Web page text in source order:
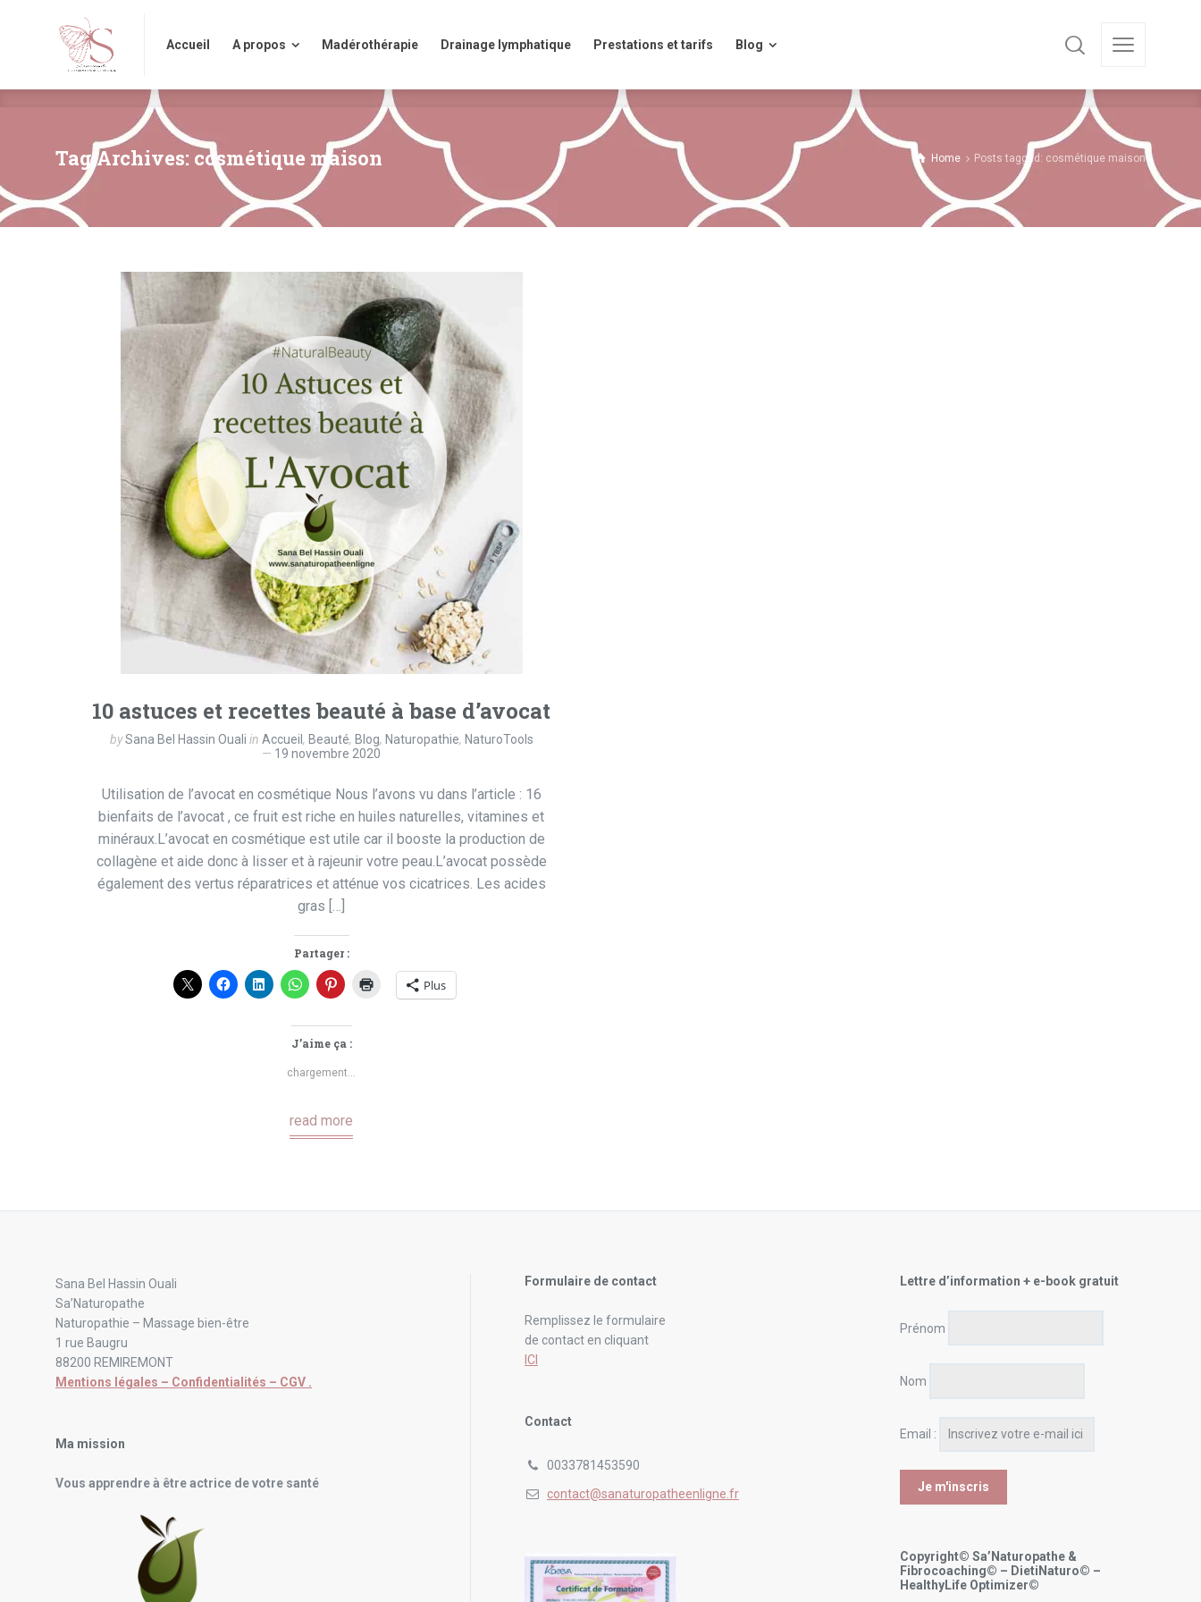
Accueil A propos Madérothérapie Drainage lymphatique Prestations et tarifs Blog
Tag Archives: cosmétique maison Home Posts tagged: cosmétique maison
10 astuces et recettes beauté à base d’avocat
bySana Bel Hassin Ouali in Accueil , Beauté, Blog, Naturopathie, NaturoTools
19 novembre 2020
Utilisation de l’avocat en cosmétique Nous l’avons vu dans l’article : 16
bienfaits de l’avocat , ce fruit est riche en huiles naturelles, vitamines et
minéraux.L’avocat en cosmétique est utile car il booste la production de
collagène et aide donc à lisser et à rajeunir votre peau.L’avocat possède
également des vertus réparatrices et atténue vos cicatrices. Les acides
gras […]
Partager :
Plus
J’aime ça :
chargement…
read more
Sana Bel Hassin Ouali
Sa’Naturopathe
Naturopathie – Massage bien-être
1 rue Baugru
88200 REMIREMONT
Mentions légales – Confidentialités – CGV .
Ma mission
Vous apprendre à être actrice de votre santé
Formulaire de contact
Remplissez le formulaire
de contact en cliquant
ICI
Contact
0033781453590
contact@sanaturopatheenligne.fr
Lettre d’information + e-book gratuit
Prénom
Nom
Email :
Copyright© Sa’Naturopathe &
Fibrocoaching© – DietiNaturo© –
HealthyLife Optimizer©